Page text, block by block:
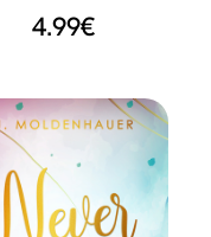
4.99€